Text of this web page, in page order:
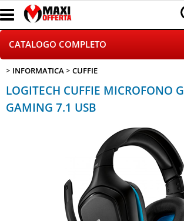
CATALOGO COMPLETO
GAMING
TELEFONIA
HOME E VIDEOSORVEGLIANZA
INFORMATICA CUFFIE
LOGITECH CUFFIE MICROFONO
GAMING 7.1 USB